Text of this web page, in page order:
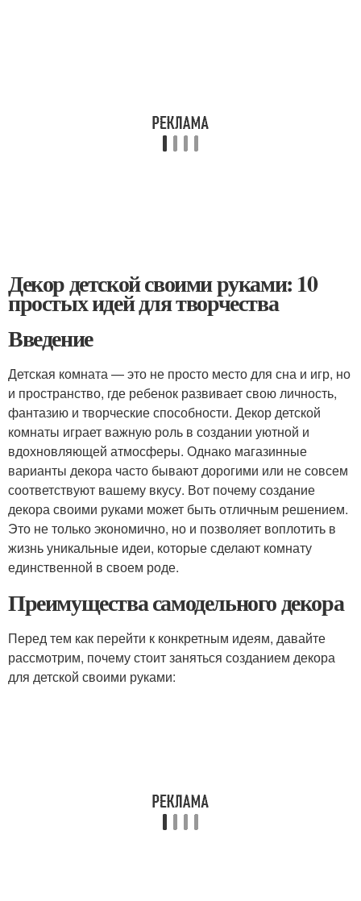
Декор детской своими руками: 10
простых идей для творчества
Введение
Детская комната — это не просто место для сна и игр, но
и пространство, где ребенок развивает свою личность,
фантазию и творческие способности. Декор детской
комнаты играет важную роль в создании уютной и
вдохновляющей атмосферы. Однако магазинные
варианты декора часто бывают дорогими или не совсем
соответствуют вашему вкусу. Вот почему создание
декора своими руками может быть отличным решением.
Это не только экономично, но и позволяет воплотить в
жизнь уникальные идеи, которые сделают комнату
единственной в своем роде.
Преимущества самодельного декора
Перед тем как перейти к конкретным идеям, давайте
рассмотрим, почему стоит заняться созданием декора
для детской своими руками: